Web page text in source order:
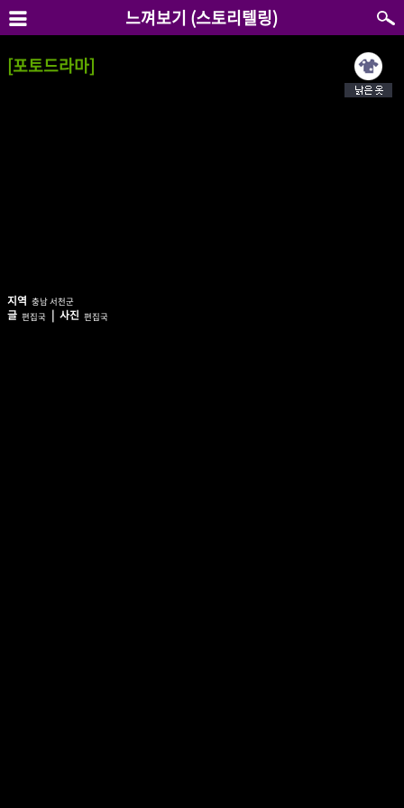
느껴보기 (스토리텔링)
[포토드라마]
지역 충남 서천군
글 편집국 | 사진 편집국